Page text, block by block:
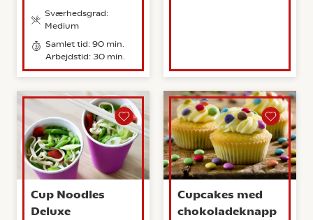
Sværhedsgrad:
Medium
Samlet tid: 90 min.
Arbejdstid: 30 min.
Cup Noodles
Deluxe
Cupcakes med
chokoladeknapp